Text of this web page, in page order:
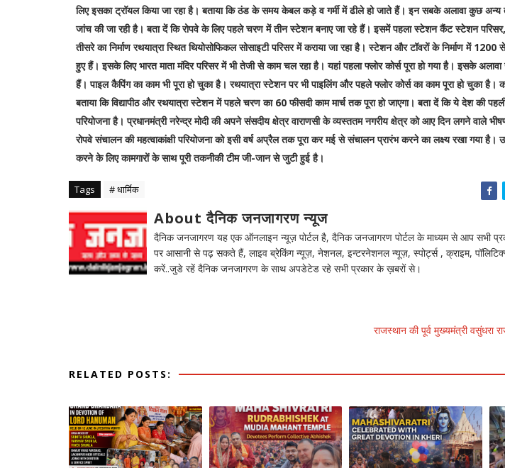
लिए इसका ट्रॉयल किया जा रहा है। बताया कि ठंड के समय केबल कड़े व गर्मी में ढीले हो जाते हैं। इन सबके अलावा कुछ अन्य
जांच की जा रही है। बता दें कि रोपवे के लिए पहले चरण में तीन स्टेशन बनाए जा रहे हैं। इसमें पहला स्टेशन कैंट स्टेशन परिसर,
तीसरे का निर्माण रथयात्रा स्थित थियोसोफिकल सोसाइटी परिसर में कराया जा रहा है। स्टेशन और टॉवरों के निर्माण में
हुए हैं। इसके लिए भारत माता मंदिर परिसर में भी तेजी से काम चल रहा है। यहां पहला फ्लोर कोर्स पूरा हो गया है। इसके अलावा
हैं। पाइल कैपिंग का काम भी पूरा हो चुका है। रथयात्रा स्टेशन पर भी पाइलिंग और पहले फ्लोर कोर्स का काम पूरा हो चुका है।
बताया कि विद्यापीठ और रथयात्रा स्टेशन में पहले चरण का 60 फीसदी काम मार्च तक पूरा हो जाएगा। बता दें कि ये देश की पहली
परियोजना है। प्रधानमंत्री नरेन्द्र मोदी की अपने संसदीय क्षेत्र वाराणसी के व्यस्ततम नगरीय क्षेत्र को आए दिन लगने वाले
रोपवे संचालन की महत्वाकांक्षी परियोजना को इसी वर्ष अप्रैल तक पूरा कर मई से संचालन प्रारंभ करने का लक्ष्य रखा गया है।
करने के लिए कामगारों के साथ पूरी तकनीकी टीम जी-जान से जुटी हुई है।
Tags # धार्मिक
About दैनिक जनजागरण न्यूज
दैनिक जनजागरण यह एक ऑनलाइन न्यूज़ पोर्टल है, दैनिक जनजागरण पोर्टल के माध्यम से आप सभी
पर आसानी से पढ़ सकते हैं, लाइव ब्रेकिंग न्यूज़, नेशनल, इन्टरनेशनल न्यूज़, स्पोर्ट्स , क्राइम, पॉलिटिक्स
करें..जुडे रहें दैनिक जनजागरण के साथ अपडेटेड रहे सभी प्रकार के ख़बरों से।
राजस्थान की पूर्व मुख्यमंत्री वसुंधरा
RELATED POSTS: